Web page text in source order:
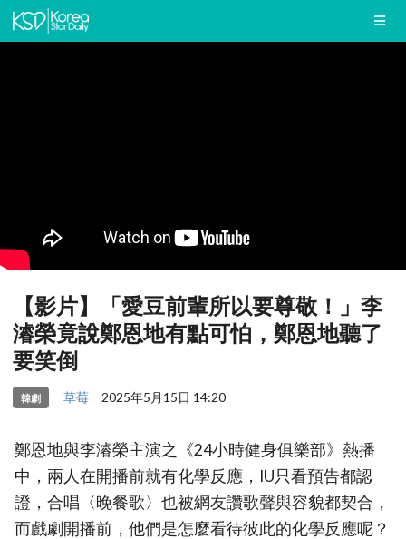
【影片】「愛豆前輩所以要尊敬！」李
濬榮竟說鄭恩地有點可怕，鄭恩地聽了
要笑倒
韓劇 草莓 2025年5月15日 14:20
鄭恩地與李濬榮主演之《24小時健身俱樂部》熱播
中，兩人在開播前就有化學反應，IU只看預告都認
證，合唱〈晚餐歌〉也被網友讚歌聲與容貌都契合，
而戲劇開播前，他們是怎麼看待彼此的化學反應呢？